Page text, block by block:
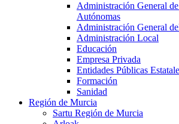
Administración General
Autónomas
Administración General
Administración Local
Educación
Empresa Privada
Entidades Públicas
Formación
Sanidad
Región de Murcia
Sartu Región de Murcia